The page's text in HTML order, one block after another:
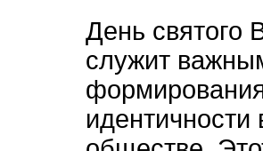
День святого
служит